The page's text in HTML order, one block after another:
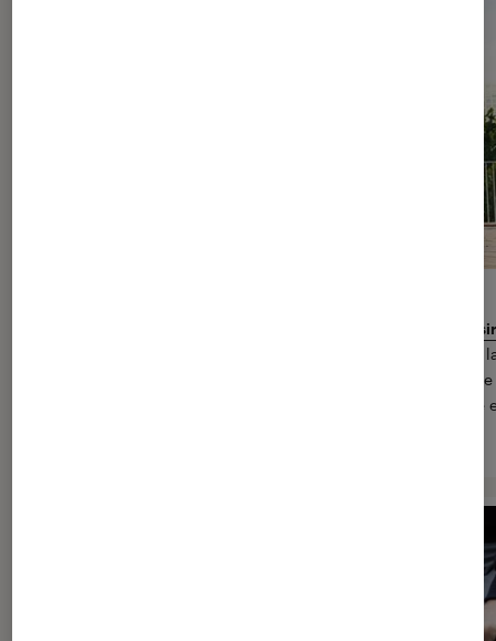
Comparatif des trottinettes électriques : on vous aide à
Appareil devenu incontournable pour le citadin du 21e siècle,
électrique conquiert de plus en plus de personnes en quête
transport alternatifs. Il faut dire qu’elle allie l’utile à l’agréable